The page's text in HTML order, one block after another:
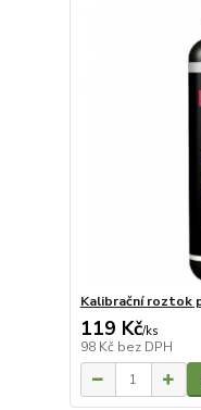
Kalibrační roztok
119 Kč/ks
98 Kč bez DPH